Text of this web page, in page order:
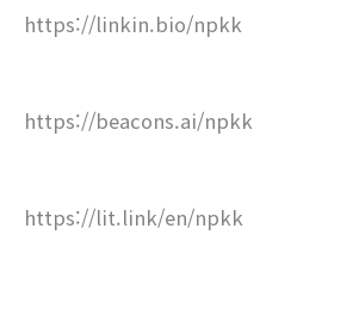
https://linkin.bio/npkk
https://beacons.ai/npkk
https://lit.link/en/npkk